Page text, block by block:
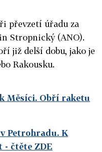
převzetí úřadu za
Stropnický (ANO).
již delší dobu, jako je
Rakousku.
Měsíci. Obří raketu
Petrohradu. K
- čtěte ZDE